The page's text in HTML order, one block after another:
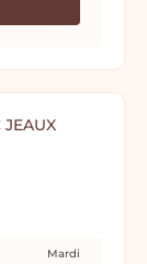
JEAUX
Mardi